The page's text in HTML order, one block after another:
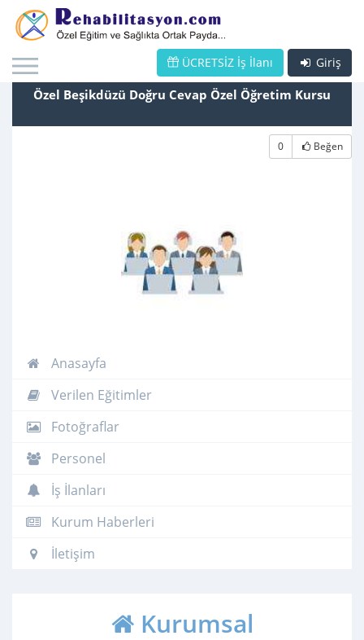
Giriş
ÜCRETSİZ İş İlanı
Özel Beşikdüzü Doğru Cevap Özel Öğretim Kursu
0 Beğen
Anasayfa
Verilen Eğitimler
Fotoğraflar
Personel
İş İlanları
Kurum Haberleri
İletişim
Kurumsal